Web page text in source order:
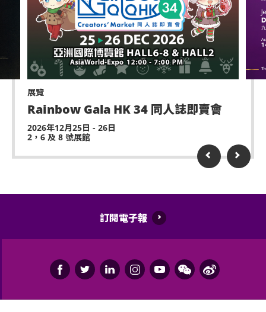
展覽
Rainbow Gala HK 34 同人誌即賣會
2026年12月25日 - 26日
2，6 及 8 號展館
訂閱電子報